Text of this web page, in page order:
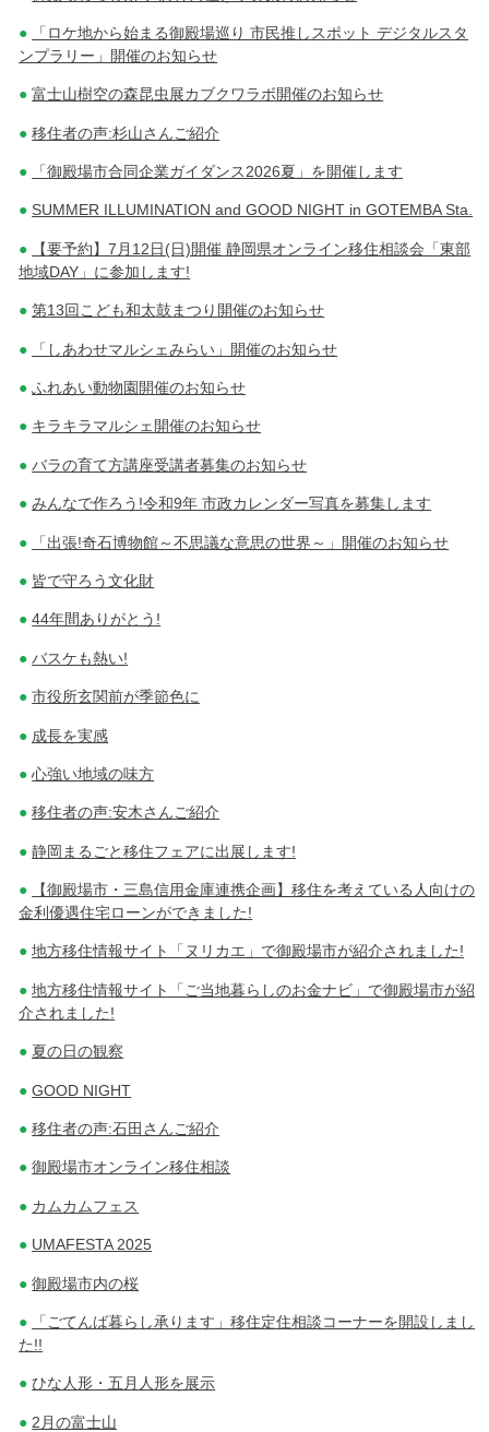
ゲ
シ
ョ
ン
「ロケ地から始まる御殿場巡り 市民推しスポット デジタルスタ
ンプラリー」開催のお知らせ
富士山樹空の森昆虫展カブクワラボ開催のお知らせ
移住者の声:杉山さんご紹介
「御殿場市合同企業ガイダンス2026夏」を開催します
SUMMER ILLUMINATION and GOOD NIGHT in GOTEMBA Sta.
【要予約】7月12日(日)開催 静岡県オンライン移住相談会「東部
地域DAY」に参加します!
第13回こども和太鼓まつり開催のお知らせ
「しあわせマルシェみらい」開催のお知らせ
ふれあい動物園開催のお知らせ
キラキラマルシェ開催のお知らせ
バラの育て方講座受講者募集のお知らせ
みんなで作ろう!令和9年 市政カレンダー写真を募集します
「出張!奇石博物館～不思議な意思の世界～」開催のお知らせ
皆で守ろう文化財
44年間ありがとう!
バスケも熱い!
市役所玄関前が季節色に
成長を実感
心強い地域の味方
移住者の声:安木さんご紹介
静岡まるごと移住フェアに出展します!
【御殿場市・三島信用金庫連携企画】移住を考えている人向けの
金利優遇住宅ローンができました!
地方移住情報サイト「ヌリカエ」で御殿場市が紹介されました!
地方移住情報サイト「ご当地暮らしのお金ナビ」で御殿場市が紹
介されました!
夏の日の観察
GOOD NIGHT
移住者の声:石田さんご紹介
御殿場市オンライン移住相談
カムカムフェス
UMAFESTA 2025
御殿場市内の桜
「ごてんば暮らし承ります」移住定住相談コーナーを開設しまし
た!!
ひな人形・五月人形を展示
2月の富士山